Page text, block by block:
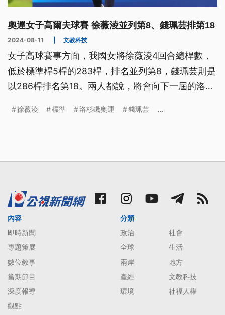
奧運女子高爾夫球賽 徐薇淩並列第8、錢珮芸排第18
2024-08-11 文教科技
女子高球賽事方面，我國女將徐薇淩4回合總桿數，
低於標準桿5桿的283桿，排名並列第8，錢珮芸則是
以286桿排名第18。兩人都說，將會向下一屆的洛杉
徐薇淩 標準 洛杉磯奧運 錢珮芸 ...
內容
即時新聞
專題策展
數位敘事
當期節目
深度報導
觀點
分類
政治
社會
全球
生活
兩岸
地方
產經
文教科技
環境
社福人權